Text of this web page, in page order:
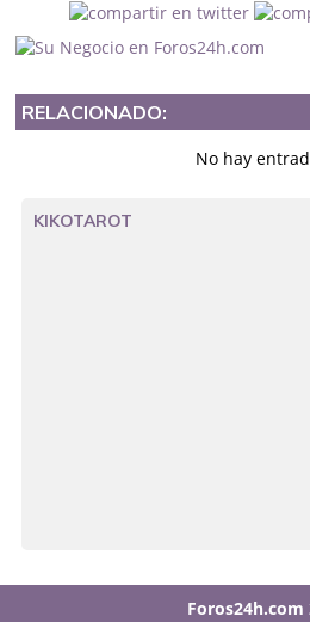
RELACIONADO:
No hay
KIKOTAROT
Foros24h.com